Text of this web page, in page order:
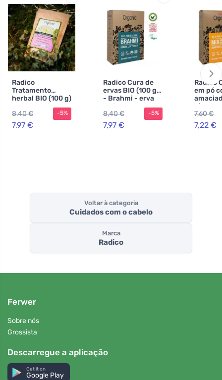
Radico
Tratamento
herbal BIO (100 g)
- Bhringraj - para
crescimento de
cabelo
8,40 €
7,97 €
-5%
Radico Cura de
ervas BIO (100 g)
- Brahmi - erva
da juventude
8,40 €
7,97 €
-5%
Radico
em pó
g) -
7,60 €
7,22 €
Voltar à categoria
Cuidados com o cabelo
Marca
Radico
Ferwer
Sobre nós
Grossista
Descarregue a aplicação
Get it on
Google Play